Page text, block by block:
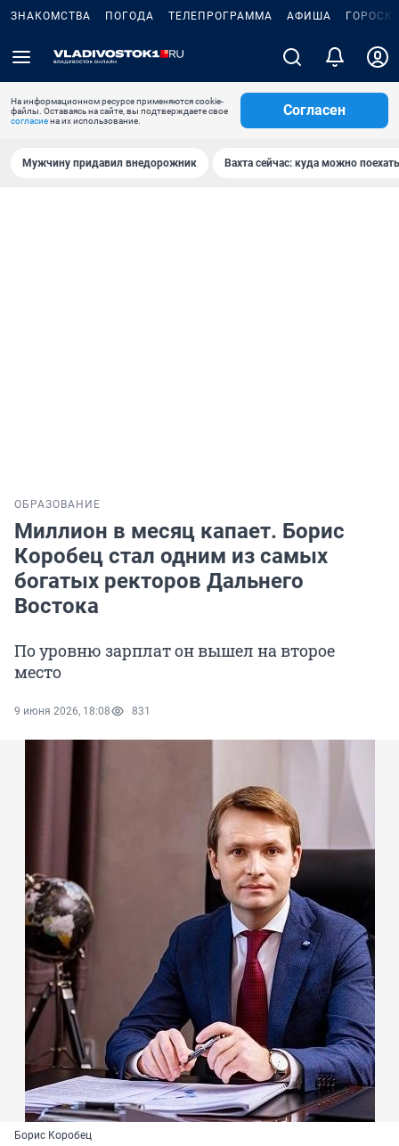
ЗНАКОМСТВА ПОГОДА ТЕЛЕПРОГРАММА АФИША
На информационном ресурсе применяются cookie-
файлы. Оставаясь на сайте, вы подтверждаете свое
согласиена их использование.
Согласен
Мужчину придавил внедорожник Вахта сейчас: куда можно
ОБРАЗОВАНИЕ
Миллион в месяц капает. Борис
Коробец стал одним из самых
богатых ректоров Дальнего
Востока
По уровню зарплат он вышел на второе
место
9 июня 2026, 18:08 831
Борис Коробец